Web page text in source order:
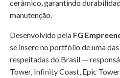
cerâmico, garantindo
manutenção.
Desenvolvido pela FG
se insere no portfólio de uma
respeitadas do Brasil —
Tower, Infinity Coast, Epic